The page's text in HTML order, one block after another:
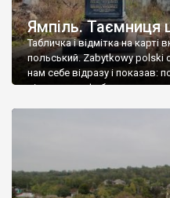
Ямпіль. Таємниця
Табличка і відмітка на
польський. Zabytkowy polski
нам себе відразу і показав:
віднести до фабричних,